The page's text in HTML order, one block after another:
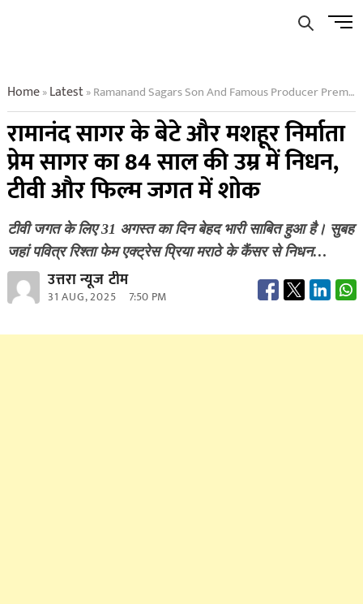
Menu
Home»Latest»Ramanand Sagars Son And Famous Producer Prem Sagar Passed Away At The Age Of 84 Mourning In Tv And Film Industry
रामानंद सागर के बेटे और मशहूर निर्माता
प्रेम सागर का 84 साल की उम्र में निधन,
टीवी और फिल्म जगत में शोक
टीवी जगत के लिए 31 अगस्त का दिन बेहद भारी साबित हुआ है। सुबह
जहां पवित्र रिश्ता फेम एक्ट्रेस प्रिया मराठे के कैंसर से निधन…
उत्तरा न्यूज टीम
31 AUG, 2025 7:50 PM